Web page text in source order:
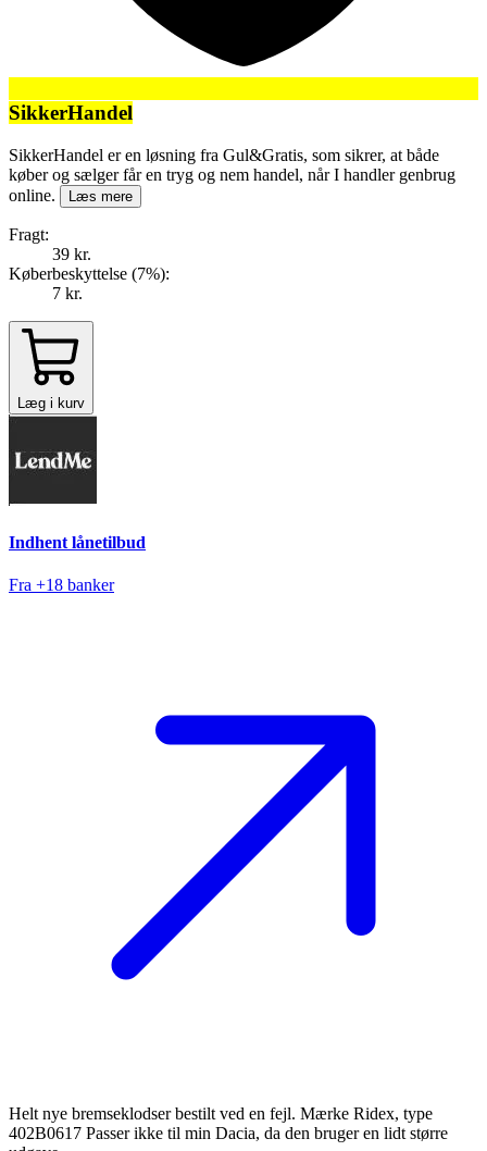
SikkerHandel
SikkerHandel er en løsning fra Gul&Gratis, som sikrer, at både
køber og sælger får en tryg og nem handel, når I handler genbrug
online.
Læs mere
Fragt:
39 kr.
Køberbeskyttelse (7%):
7 kr.
Læg i kurv
Indhent lånetilbud
Fra +18 banker
Helt nye bremseklodser bestilt ved en fejl. Mærke Ridex, type
402B0617 Passer ikke til min Dacia, da den bruger en lidt større